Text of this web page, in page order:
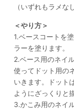
（いずれもラメな
＜やり方＞
1.ベースコートを
ラーを塗ります。
2.ベース用のネイ
使ってドット用の
いきます。ドット
ようにざっくりと
3.かこみ用のネイ